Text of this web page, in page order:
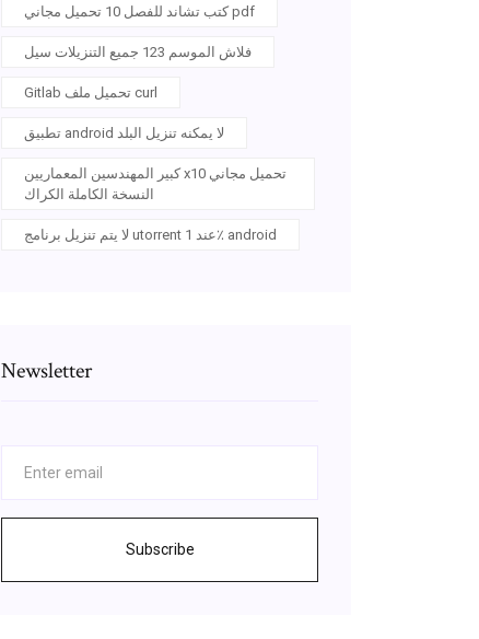
كتب تشاند للفصل 10 تحميل مجاني pdf
فلاش الموسم 123 جميع التنزيلات سيل
Gitlab تحميل ملف curl
تطبيق android لا يمكنه تنزيل البلد
كبير المهندسين المعماريين x10 تحميل مجاني
النسخة الكاملة الكراك
لا يتم تنزيل برنامج utorrent عند 1٪ android
Newsletter
Subscribe